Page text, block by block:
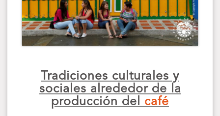
Tradiciones culturales y
sociales alrededor de la
producción del café